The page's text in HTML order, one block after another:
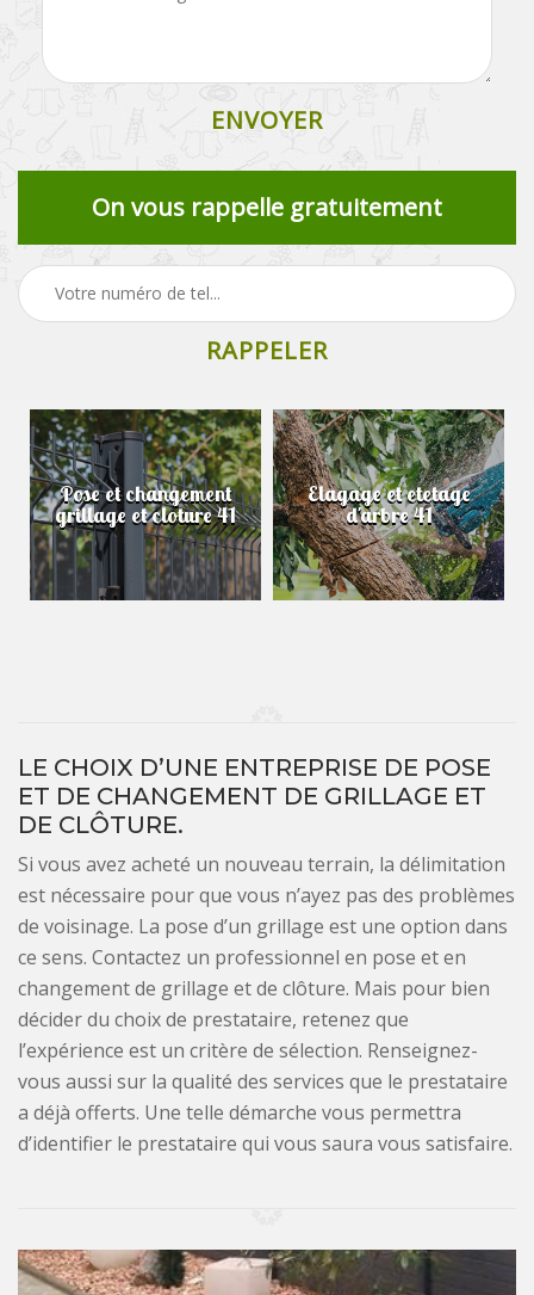
On vous rappelle gratuitement
Pose et changement
grillage et cloture 41
Elagage et etetage
d'arbre 41
LE CHOIX D’UNE ENTREPRISE DE POSE
ET DE CHANGEMENT DE GRILLAGE ET
DE CLÔTURE.
Si vous avez acheté un nouveau terrain, la délimitation
est nécessaire pour que vous n’ayez pas des problèmes
de voisinage. La pose d’un grillage est une option dans
ce sens. Contactez un professionnel en pose et en
changement de grillage et de clôture. Mais pour bien
décider du choix de prestataire, retenez que
l’expérience est un critère de sélection. Renseignez-
vous aussi sur la qualité des services que le prestataire
a déjà offerts. Une telle démarche vous permettra
d’identifier le prestataire qui vous saura vous satisfaire.